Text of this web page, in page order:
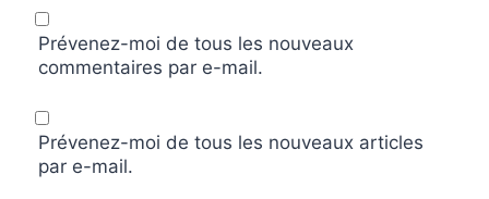
Prévenez-moi de tous les nouveaux
commentaires par e-mail.
Prévenez-moi de tous les nouveaux articles
par e-mail.